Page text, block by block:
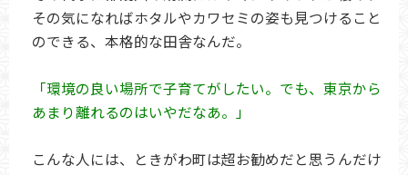
その気になればホタルやカワセミの姿も見つけること
のできる、本格的な田舎なんだ。
「環境の良い場所で子育てがしたい。でも、東京から
あまり離れるのはいやだなあ。」
こんな人には、ときがわ町は超お勧めだと思うんだけ